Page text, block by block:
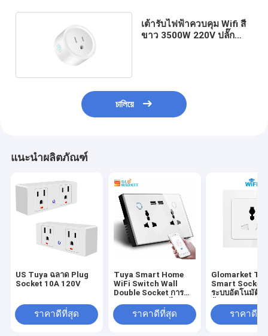
เต้ารับไฟฟ้าควบคุม Wifi สี
ขาว 3500W 220V ปลั๊ก
চালিয়ে
แนะนำผลิตภัณฑ์
US Tuya ฉลาด Plug
Socket 10A 120V
ราคาดีที่สุด
Tuya Smart Home
WiFi Switch Wall
Double Socket การ
USB Charger Socket
ราคาดีที่สุด
Glomarket
Smart Socket
ระบบอัตโนมัติภ
Outletราคาดีที่